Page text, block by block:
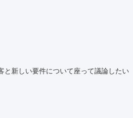
と新しい要件について座って議論したい